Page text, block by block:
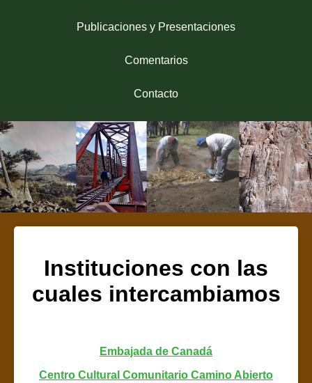
Publicaciones y Presentaciones
Comentarios
Contacto
Instituciones con las
cuales intercambiamos
Embajada de Canadá
Centro Cultural Comunitario Camino Abierto